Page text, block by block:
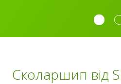
Сколаршип від